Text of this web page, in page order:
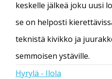
keskelle jälkeä joku uusi
se on helposti
teknistä kivikko ja
semmoisen ystäville.
Hyrylä - Ilola